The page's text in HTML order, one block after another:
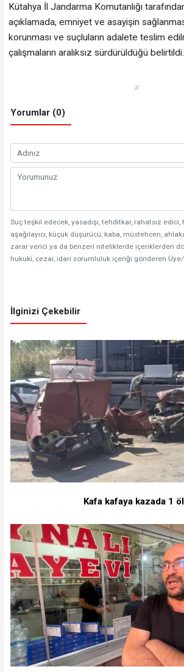
Kütahya İl Jandarma Komutanlığı
açıklamada, emniyet ve asayişin
korunması ve suçluların adalete teslim
çalışmaların aralıksız sürdürüldüğü belirtildi.
#
Yorumlar (0)
Suç teşkil edecek, yasadışı, tehditkar, rahatsız
aşağılayıcı, küçük düşürücü, kaba, müstehcen,
zarar verici ya da benzeri niteliklerde içeriklerden
hukuki, cezai, idari sorumluluk içeriği gönderen Üye/
İlginizi Çekebilir
Kafa kafaya kazada 1